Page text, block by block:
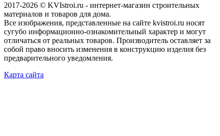
2017-2026 © KVIstroi.ru - интернет-магазин строительных
материалов и товаров для дома.
Все изображения, представленные на сайте kvistroi.ru носят
сугубо информационно-ознакомительный характер и могут
отличаться от реальных товаров. Производитель оставляет за
собой право вносить изменения в конструкцию изделия без
предварительного уведомления.
Карта сайта